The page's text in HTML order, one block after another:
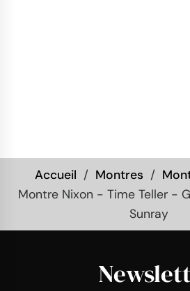
Accueil Montres
Montre Nixon - Time Teller -
Sunray